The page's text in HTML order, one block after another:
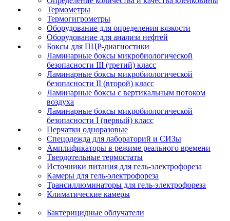
Термометры
Термогигрометры
Оборудование для определения вязкости
Оборудование для анализа нефтей
Боксы для ПЦР-диагностики
Ламинарные боксы микробиологической
безопасности III (третий) класс
Ламинарные боксы микробиологической
безопасности II (второй) класс
Ламинарные боксы с вертикальным потоком
воздуха
Ламинарные боксы микробиологической
безопасности I (первый) класс
Перчатки одноразовые
Спецодежда для лабораторий и СИЗы
Амплификаторы в режиме реального времени
Твердотельные термостаты
Источники питания для гель-электрофореза
Камеры для гель-электрофореза
Трансиллюминаторы для гель-электрофореза
Климатические камеры
Бактерицидные облучатели